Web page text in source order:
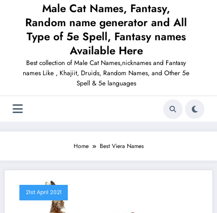
Male Cat Names, Fantasy,
Random name generator and All
Type of 5e Spell, Fantasy names
Available Here
Best collection of Male Cat Names,nicknames and Fantasy
names Like , Khajiit, Druids, Random Names, and Other 5e
Spell & 5e languages
Home Best Viera Names
21st April 2021